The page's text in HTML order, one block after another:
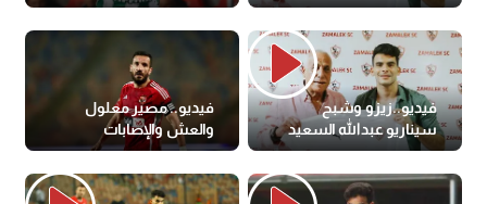
فيديو..زيزو وشبح
سيناريو عبدالله السعيد
فيديو.. مصير معلول
والعش والإصابات